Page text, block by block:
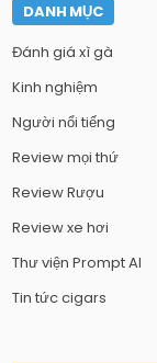
DANH MỤC
Đánh giá xì gà
Kinh nghiệm
Người nổi tiếng
Review mọi thứ
Review Rượu
Review xe hơi
Thư viện Prompt AI
Tin tức cigars